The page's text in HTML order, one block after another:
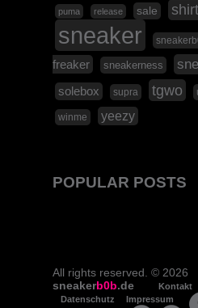
puma release sale shirt
sneaker
freaker
sneakerness
solebox supra tgwo
winme yeezy
POPULAR POSTS
All rights reserved. © 2026
sneakerb0b.de Kontakt
Datenschutz
Impressum